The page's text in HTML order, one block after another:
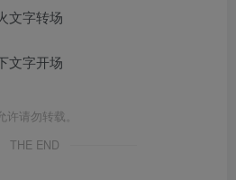
文字转场
文字开场
请勿转载。
THE END